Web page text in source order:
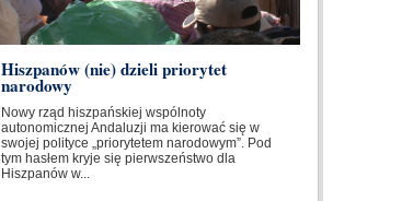
Hiszpanów (nie) dzieli priorytet
narodowy
Nowy rząd hiszpańskiej wspólnoty
autonomicznej Andaluzji ma kierować się w
swojej polityce „priorytetem narodowym”. Pod
tym hasłem kryje się pierwszeństwo dla
Hiszpanów w...